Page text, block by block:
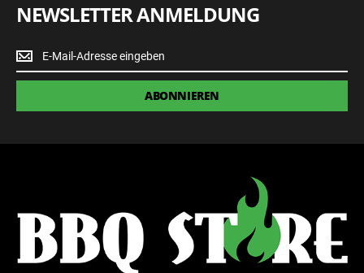
NEWSLETTER ANMELDUNG
Newsletter
Anmeldung
ABONNIEREN